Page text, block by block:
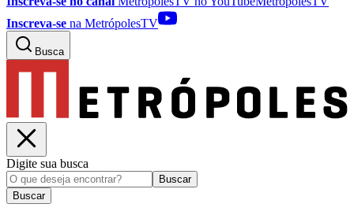
Inscreva-se na MetrópolesTV
Busca
Digite sua busca
Buscar
Buscar